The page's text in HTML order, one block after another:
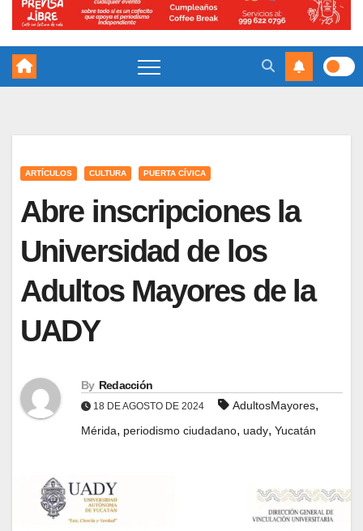
ARTÍCULOS CULTURA PUERTA CÍVICA
Abre inscripciones la
Universidad de los
Adultos Mayores de la
UADY
By Redacción
18 DE AGOSTO DE 2024 AdultosMayores,
Mérida, periodismo ciudadano, uady, Yucatán